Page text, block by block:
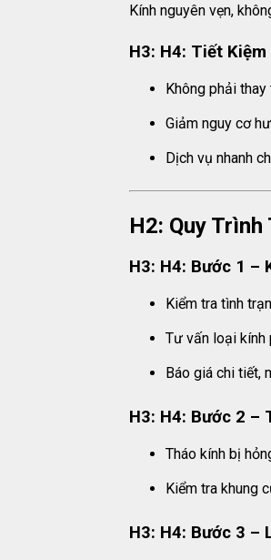
Kính nguyên vẹn,
H3: H4: Tiết
Không phải
Giảm nguy cơ
Dịch vụ nhanh
H2: Quy Trình
H3: H4: Bước 1 –
Kiểm tra tình
Tư vấn loại kính
Báo giá chi tiết,
H3: H4: Bước 2 –
Tháo kính bị
Kiểm tra khung
H3: H4: Bước 3 –